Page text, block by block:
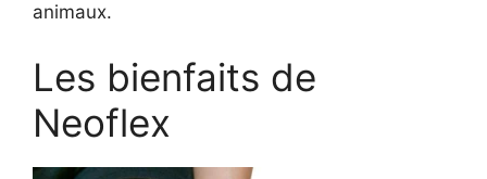
animaux.
Les bienfaits de
Neoflex